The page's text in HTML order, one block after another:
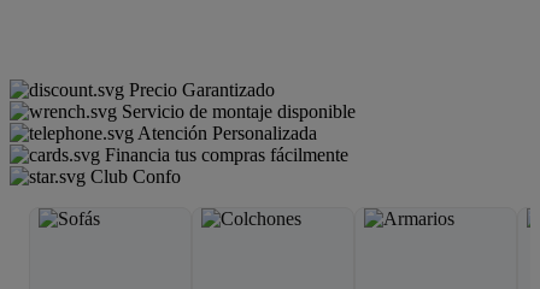
Precio Garantizado
Servicio de montaje disponible
Atención Personalizada
Financia tus compras fácilmente
Club Confo